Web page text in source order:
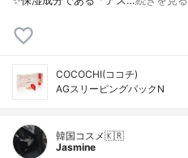
COCOCHI(ココチ)
AGスリーピングパックN
韓国コスメ🇰🇷
Jasmine